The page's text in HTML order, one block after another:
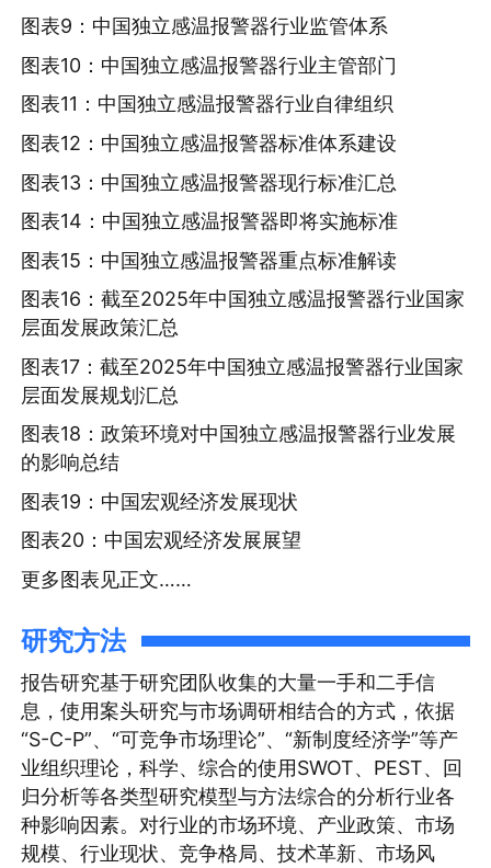
图表9：中国独立感温报警器行业监管体系
图表10：中国独立感温报警器行业主管部门
图表11：中国独立感温报警器行业自律组织
图表12：中国独立感温报警器标准体系建设
图表13：中国独立感温报警器现行标准汇总
图表14：中国独立感温报警器即将实施标准
图表15：中国独立感温报警器重点标准解读
图表16：截至2025年中国独立感温报警器行业国家
层面发展政策汇总
图表17：截至2025年中国独立感温报警器行业国家
层面发展规划汇总
图表18：政策环境对中国独立感温报警器行业发展
的影响总结
图表19：中国宏观经济发展现状
图表20：中国宏观经济发展展望
更多图表见正文……
研究方法
报告研究基于研究团队收集的大量一手和二手信
息，使用案头研究与市场调研相结合的方式，依据
“S-C-P”、“可竞争市场理论”、“新制度经济学”等产
业组织理论，科学、综合的使用SWOT、PEST、回
归分析等各类型研究模型与方法综合的分析行业各
种影响因素。对行业的市场环境、产业政策、市场
规模、行业现状、竞争格局、技术革新、市场风